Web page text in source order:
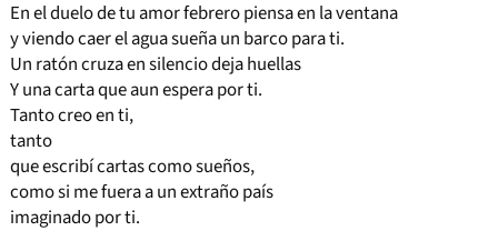
En el duelo de tu amor febrero piensa en la ventana
y viendo caer el agua sueña un barco para ti.
Un ratón cruza en silencio deja huellas
Y una carta que aun espera por ti.
Tanto creo en ti,
tanto
que escribí cartas como sueños,
como si me fuera a un extraño país
imaginado por ti.